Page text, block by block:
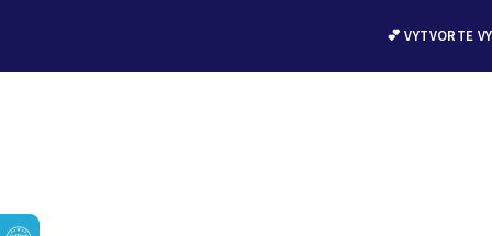
Prejsť
💕 VYTVORTE